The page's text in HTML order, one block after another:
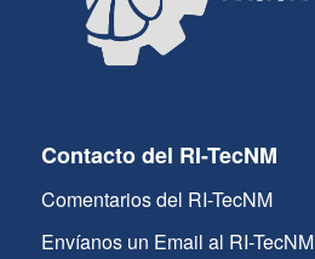
Contacto del RI-TecNM
Comentarios del RI-TecNM
Envíanos un Email al RI-TecNM